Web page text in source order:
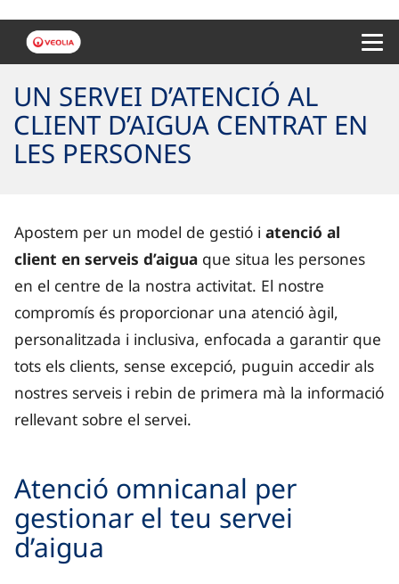
UN SERVEI D’ATENCIÓ AL
CLIENT D’AIGUA CENTRAT EN
LES PERSONES
Apostem per un model de gestió i atenció al
client en serveis d’aigua que situa les persones
en el centre de la nostra activitat. El nostre
compromís és proporcionar una atenció àgil,
personalitzada i inclusiva, enfocada a garantir que
tots els clients, sense excepció, puguin accedir als
nostres serveis i rebin de primera mà la informació
rellevant sobre el servei.
Atenció omnicanal per
gestionar el teu servei
d’aigua